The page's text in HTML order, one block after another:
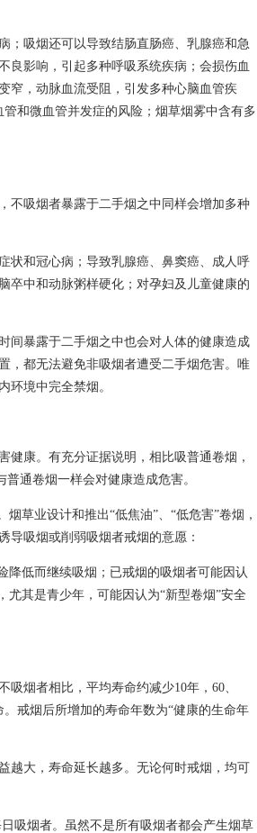
吸烟还可以导致结肠直肠癌、乳腺癌和急
良影响，引起多种呼吸系统疾病；会损伤血
窄，动脉血流受阻，引发多种心脑血管疾
和微血管并发症的风险；烟草烟雾中含有多
吸烟者暴露于二手烟之中同样会增加多种
和冠心病；导致乳腺癌、鼻窦癌、成人呼
卒中和动脉粥样硬化；对孕妇及儿童健康的
暴露于二手烟之中也会对人体的健康造成
，都无法避免非吸烟者遭受二手烟危害。唯
环境中完全禁烟。
康。有充分证据说明，相比吸普通卷烟，
通卷烟一样会对健康造成危害。
草业设计和推出“低焦油”、“低危害”卷烟，
导吸烟或削弱吸烟者戒烟的意愿：
低而继续吸烟；已戒烟的吸烟者可能因认
尤其是青少年，可能因认为“新型卷烟”安全
烟者相比，平均寿命约减少10年，60、
戒烟后所增加的寿命年数为“健康的生命年
大，寿命延长越多。无论何时戒烟，均可
烟者。虽然不是所有吸烟者都会产生烟草